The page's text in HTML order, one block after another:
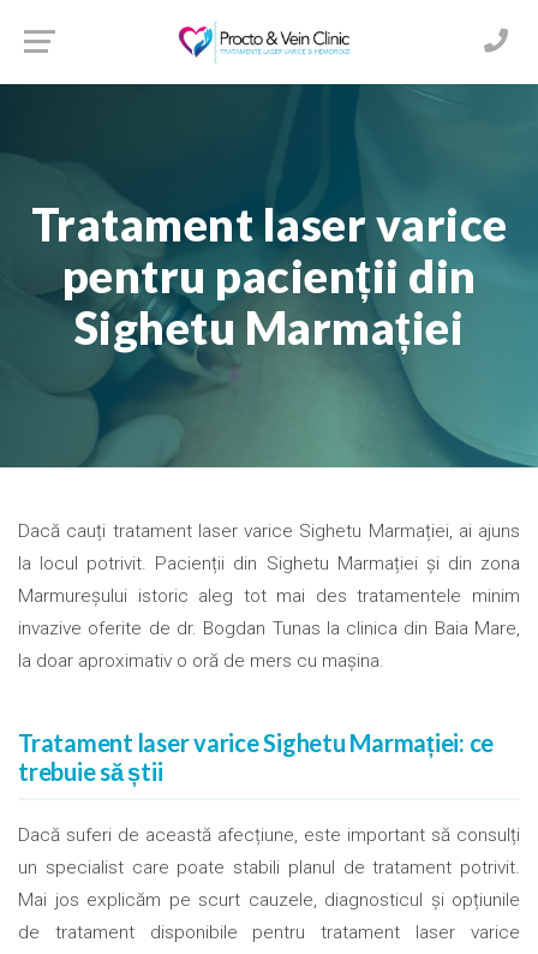
Tratament laser varice
pentru pacienții din
Sighetu Marmației
Dacă cauți tratament laser varice Sighetu Marmației, ai ajuns
la locul potrivit. Pacienții din Sighetu Marmației și din zona
Marmureșului istoric aleg tot mai des tratamentele minim
invazive oferite de dr. Bogdan Tunas la clinica din Baia Mare,
la doar aproximativ o oră de mers cu mașina.
Tratament laser varice Sighetu Marmației: ce
trebuie să știi
Dacă suferi de această afecțiune, este important să consulți
un specialist care poate stabili planul de tratament potrivit.
Mai jos explicăm pe scurt cauzele, diagnosticul și opțiunile
de tratament disponibile pentru tratament laser varice